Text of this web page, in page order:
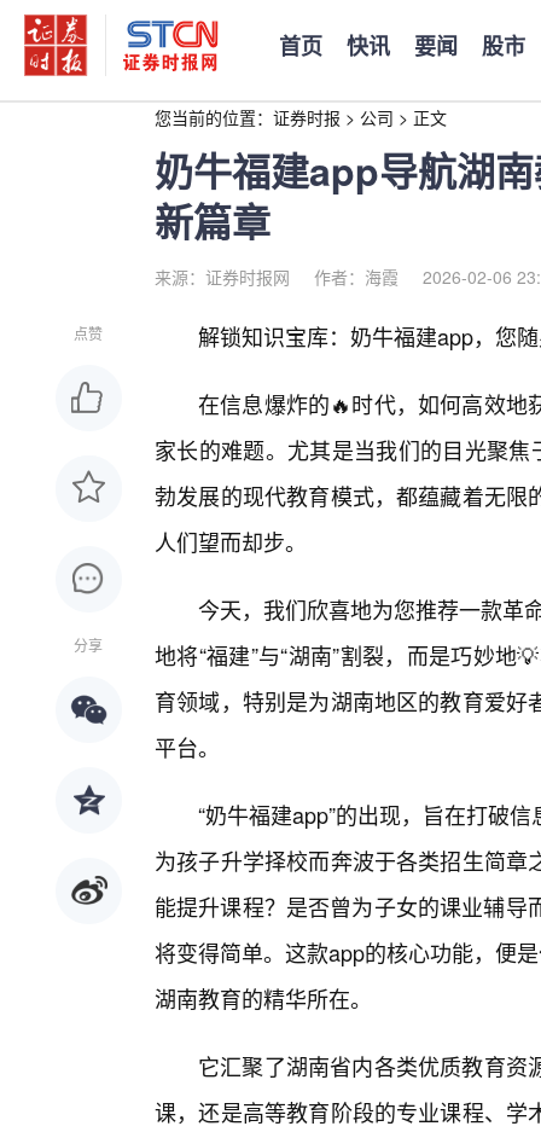
首页 快讯 要闻 股市
您当前的位置： 证券时报 > 公司 > 正文
奶牛福建app导航湖
新篇章
来源：证券时报网 作者：海霞 2026-02-06
点赞
分享
解锁知识宝库：奶牛福建app，您
在信息爆炸的🔥时代，如何高效地
家长的难题。尤其是当我们的目光聚
勃发展的现代教育模式，都蕴藏着无
人们望而却步。
今天，我们欣喜地为您推荐一款
地将“福建”与“湖南”割裂，而是巧妙地
育领域，特别是为湖南地区的教育爱
平台。
“奶牛福建app”的出现，旨在打破
为孩子升学择校而奔波于各类招生简
能提升课程？是否曾为子女的课业辅
将变得简单。这款app的核心功能，便
湖南教育的精华所在。
它汇聚了湖南省内各类优质教育
课，还是高等教育阶段的专业课程、